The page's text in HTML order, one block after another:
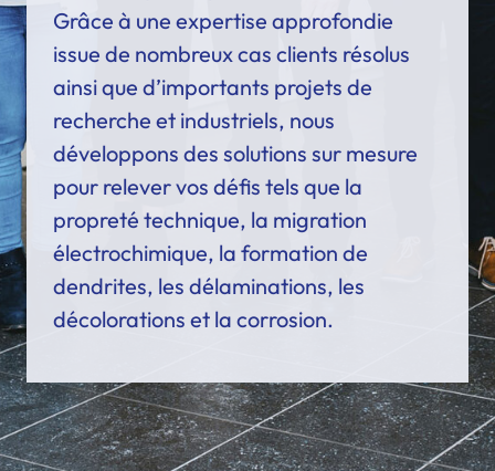
Grâce à une expertise approfondie
issue de nombreux cas clients résolus
ainsi que d’importants projets de
recherche et industriels, nous
développons des solutions sur mesure
pour relever vos défis tels que la
propreté technique, la migration
électrochimique, la formation de
dendrites, les délaminations, les
décolorations et la corrosion.